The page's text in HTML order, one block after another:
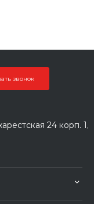
звонок
24 корп. 1,